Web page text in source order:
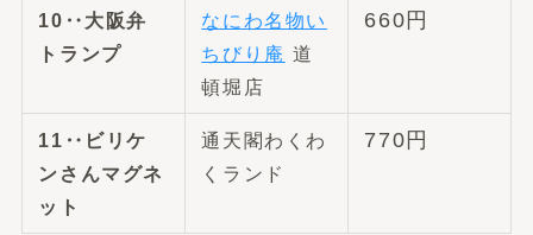
10 ‥大阪弁
トランプ
なにわ名物い
ちびり庵 道
頓堀店
660円
11‥ビリケ
ンさんマグネ
ット
通天閣わくわ
くランド
770円